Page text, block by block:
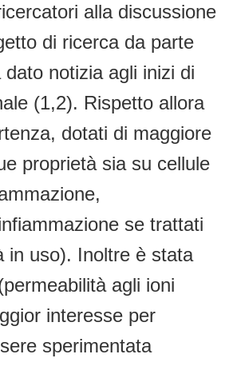
alla discussione
di ricerca da parte
notizia agli inizi di
(1,2). Rispetto allora
dotati di maggiore
proprietà sia su cellule
se trattati
in uso). Inoltre è stata
agli ioni
interesse per
sperimentata